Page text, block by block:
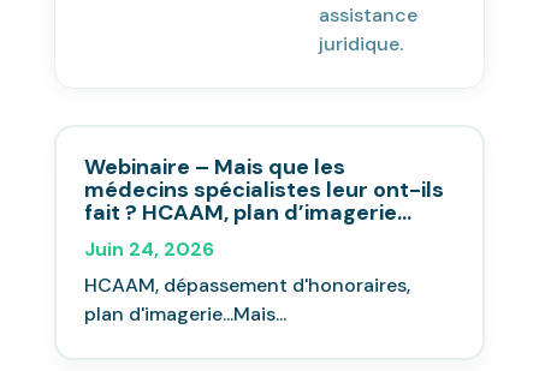
assistance
juridique.
Webinaire – Mais que les
médecins spécialistes leur ont-ils
fait ? HCAAM, plan d’imagerie…
Juin 24, 2026
HCAAM, dépassement d'honoraires,
plan d'imagerie...Mais...